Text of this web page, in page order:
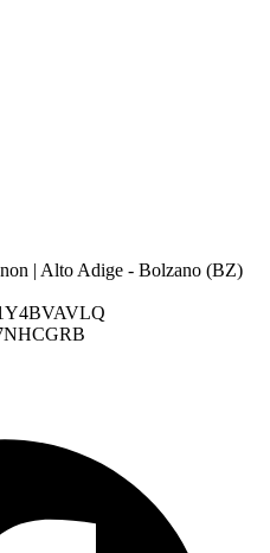
| Alto Adige - Bolzano (BZ)